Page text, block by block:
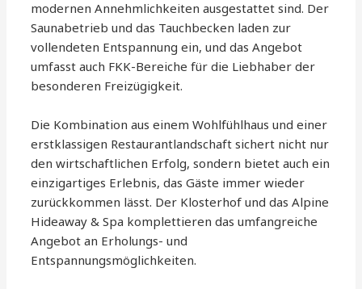
modernen Annehmlichkeiten ausgestattet sind. Der
Saunabetrieb und das Tauchbecken laden zur
vollendeten Entspannung ein, und das Angebot
umfasst auch FKK-Bereiche für die Liebhaber der
besonderen Freizügigkeit.
Die Kombination aus einem Wohlfühlhaus und einer
erstklassigen Restaurantlandschaft sichert nicht nur
den wirtschaftlichen Erfolg, sondern bietet auch ein
einzigartiges Erlebnis, das Gäste immer wieder
zurückkommen lässt. Der Klosterhof und das Alpine
Hideaway & Spa komplettieren das umfangreiche
Angebot an Erholungs- und
Entspannungsmöglichkeiten.